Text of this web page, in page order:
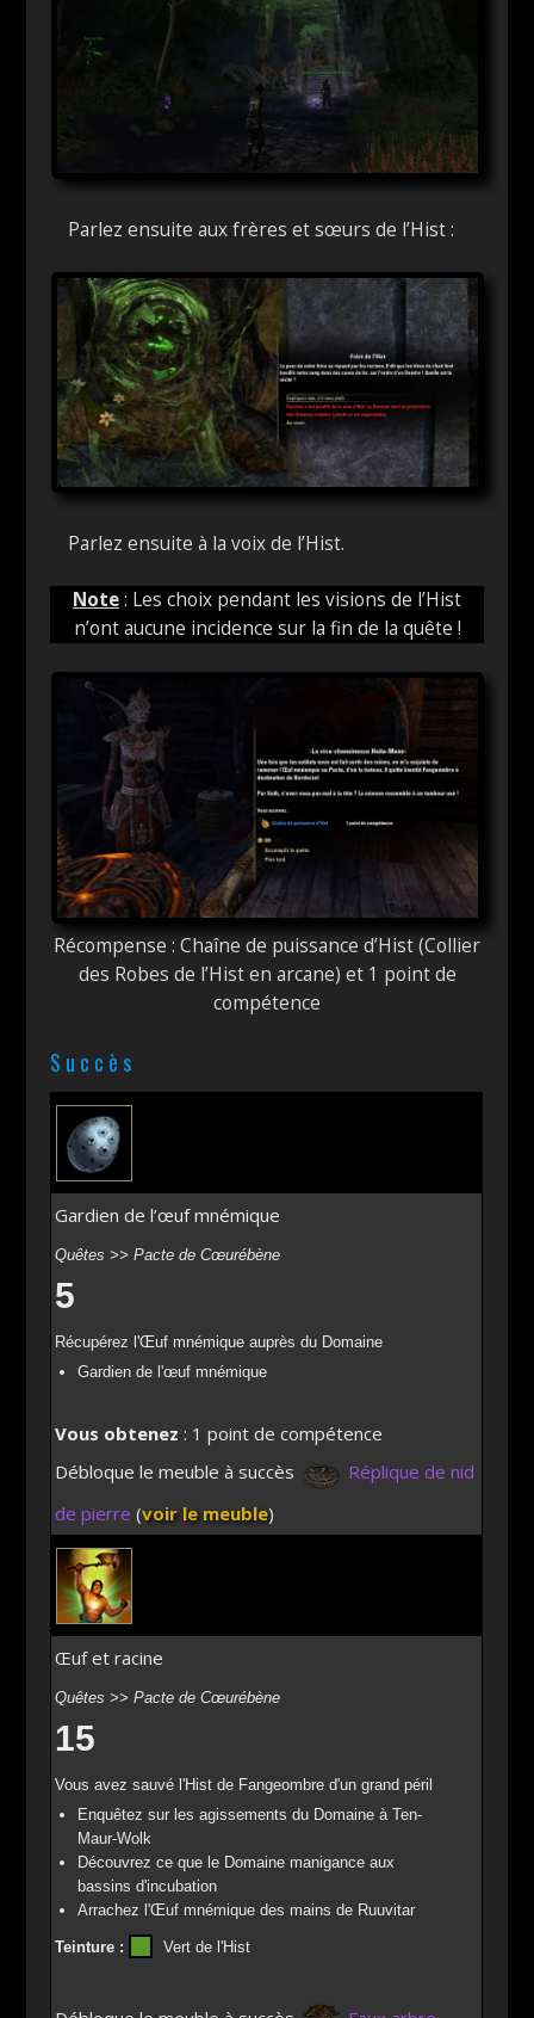
Parlez ensuite aux frères et sœurs de l’Hist :
Parlez ensuite à la voix de l’Hist.
Note: Les choix pendant les visions de l’Hist
n’ont aucune incidence sur la fin de la quête !
Récompense : Chaîne de puissance d’Hist (Collier
des Robes de l’Hist en arcane) et 1 point de
compétence
Succès
Gardien de l’œuf mnémique
Quêtes >> Pacte de Cœurébène
5
Récupérez l'Œuf mnémique auprès du Domaine
Gardien de l'œuf mnémique
Vous obtenez : 1 point de compétence
Débloque le meuble à succès
Réplique de nid
de pierre (voir le meuble)
Œuf et racine
Quêtes >> Pacte de Cœurébène
15
Vous avez sauvé l'Hist de Fangeombre d'un grand péril
Enquêtez sur les agissements du Domaine à Ten-
Maur-Wolk
Découvrez ce que le Domaine manigance aux
bassins d'incubation
Arrachez l'Œuf mnémique des mains de Ruuvitar
Teinture : Vert de l'Hist